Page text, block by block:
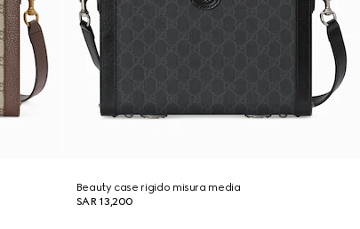
Beauty case rigido misura media
SAR 13,200